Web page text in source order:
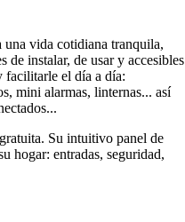
una vida cotidiana tranquila,
de instalar, de usar y accesibles
facilitarle el día a día:
mini alarmas, linternas... así
Su intuitivo panel de
hogar: entradas, seguridad,